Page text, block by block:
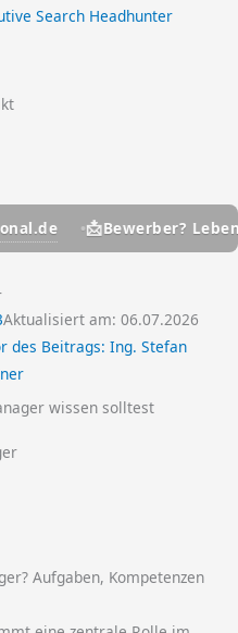
📩 Bewerber?
Aktualisiert am: 06.07.2026
des Beitrags: Ing. Stefan
wissen solltest
Aufgaben, Kompetenzen